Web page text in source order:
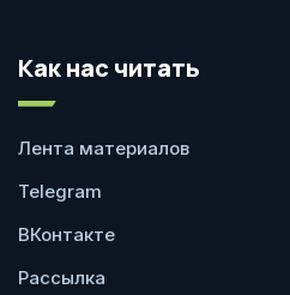
Как нас читать
Лента материалов
Telegram
ВКонтакте
Рассылка